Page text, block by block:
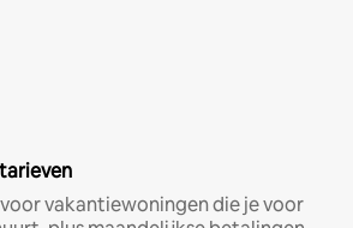
vakantiewoningen die je voor